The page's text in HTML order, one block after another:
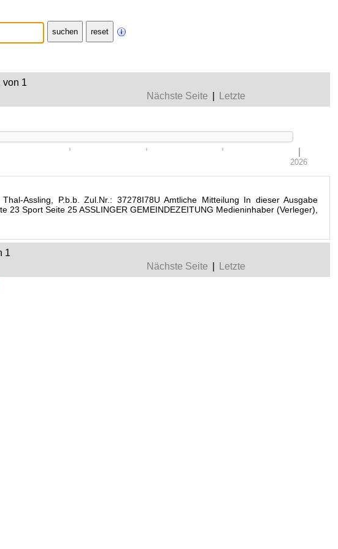
von 1
Nächste Seite Letzte
2026
Assling, P.b.b. Zul.Nr.: 37278I78U Amtliche Mitteilung In dieser Ausgabe
Sport Seite 25 ASSLINGER GEMEINDEZEITUNG Medieninhaber (Verleger),
1
Nächste Seite Letzte